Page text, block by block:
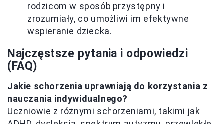
rodzicom w sposób przystępny i
zrozumiały, co umożliwi im efektywne
wspieranie dziecka.
Najczęstsze pytania i odpowiedzi
(FAQ)
Jakie schorzenia uprawniają do korzystania z
nauczania indywidualnego?
Uczniowie z różnymi schorzeniami, takimi jak